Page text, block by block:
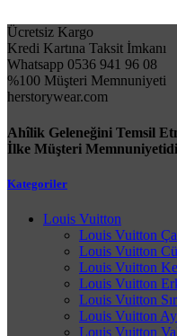
Ücretsiz Kargo
Kredi Kartına Taksit İmkanı
Whatsapp 0536 941 96 08
%100 Müşteri Memnuniyeti
herstorywear.com
Ahîlik Geleneğini Temsil
İlke Müşteri
Kategoriler
Louis Vuitton
Louis Vuitton
Louis Vuitton
Louis Vuitton
Louis Vuitton
Louis Vuitton
Louis Vuitton
Louis Vuitton